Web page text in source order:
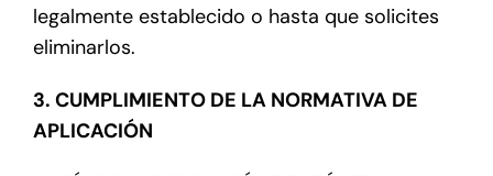
legalmente establecido o hasta que solicites
eliminarlos.
3. CUMPLIMIENTO DE LA NORMATIVA DE
APLICACIÓN